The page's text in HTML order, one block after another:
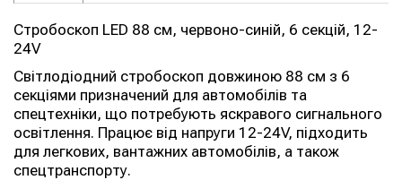
Стробоскоп LED 88 см, червоно-синій, 6 секцій, 12-
24V
Світлодіодний стробоскоп довжиною 88 см з 6
секціями призначений для автомобілів та
спецтехніки, що потребують яскравого сигнального
освітлення. Працює від напруги 12-24V, підходить
для легкових, вантажних автомобілів, а також
спецтранспорту.